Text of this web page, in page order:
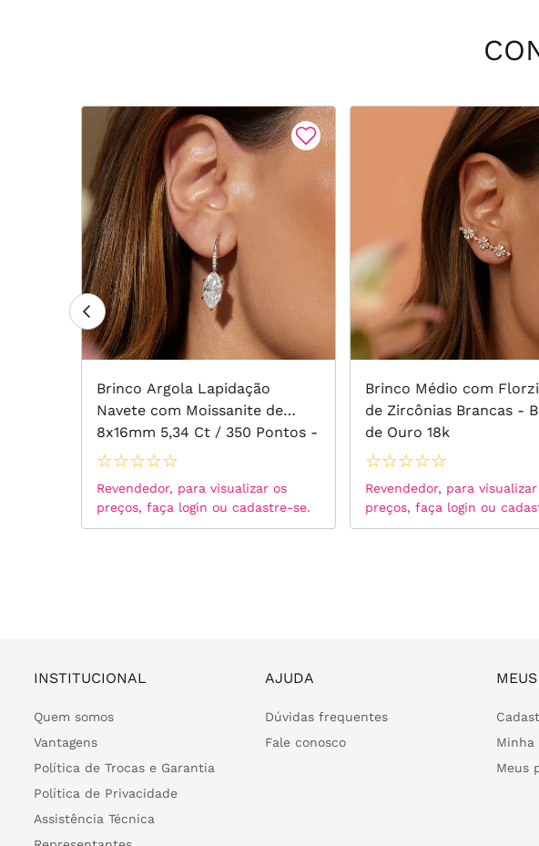
Brinco Argola Lapidação
Navete com Moissanite de
8x16mm 5,34 Ct / 350 Pontos -
D VVS1 - Prata 925
☆☆☆☆☆
Revendedor, para visualizar os
preços, faça login ou cadastre-se.
Brinco Médio com
de Zircônias Brancas -
de Ouro 18k
☆☆☆☆☆
Revendedor, para
preços, faça login ou
INSTITUCIONAL
Quem somos
Vantagens
Política de Trocas e Garantia
Política de Privacidade
Assistência Técnica
AJUDA
Dúvidas frequentes
Fale conosco
Minha
Meus